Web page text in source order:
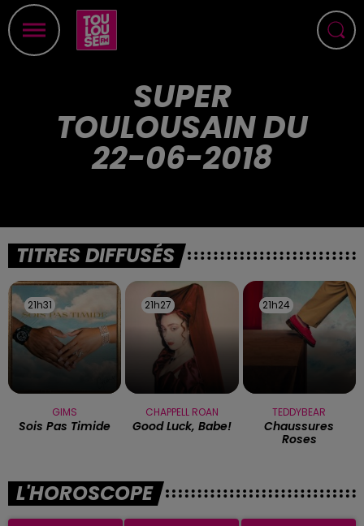
SUPER
TOULOUSAIN DU
22-06-2018
TITRES DIFFUSÉS
21h31
21h31
GIMS
Sois Pas Timide
21h27
21h27
CHAPPELL ROAN
Good Luck, Babe!
21h24
21h24
TEDDYBEAR
Chaussures
Roses
L'HOROSCOPE